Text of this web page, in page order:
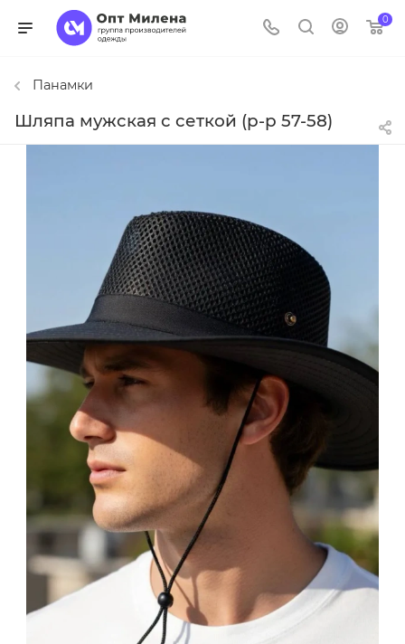
0
Панамки
Шляпа мужская с сеткой (р-р 57-58)